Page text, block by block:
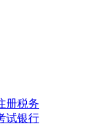
册税务
试银行